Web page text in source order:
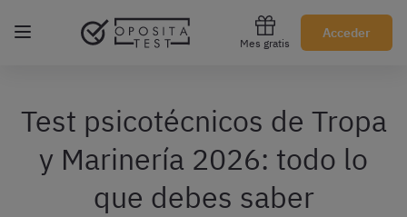
Mes gratis
Acceder
Regístrate gratis
Test psicotécnicos de Tropa
y Marinería 2026: todo lo
que debes saber